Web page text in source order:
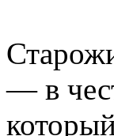
— в